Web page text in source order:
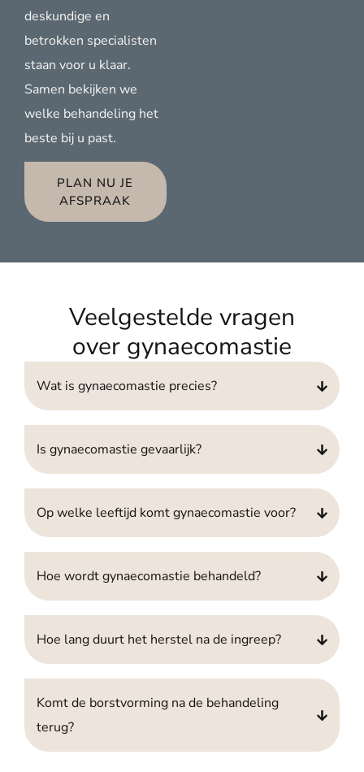
deskundige en
betrokken specialisten
staan voor u klaar.
Samen bekijken we
welke behandeling het
beste bij u past.
PLAN NU JE
AFSPRAAK
Veelgestelde vragen
over gynaecomastie
Wat is gynaecomastie precies?
Is gynaecomastie gevaarlijk?
Op welke leeftijd komt gynaecomastie voor?
Hoe wordt gynaecomastie behandeld?
Hoe lang duurt het herstel na de ingreep?
Komt de borstvorming na de behandeling
terug?